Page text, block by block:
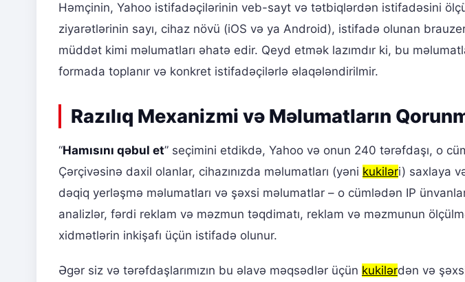
Həmçinin, Yahoo istifadəçilərinin veb-sayt və tətbiqlərdən istifadəsini
ziyarətlərinin sayı, cihaz növü (iOS və ya Android), istifadə olunan
müddət kimi məlumatları əhatə edir. Qeyd etmək lazımdır ki, bu
formada toplanır və konkret istifadəçilərlə əlaqələndirilmir.
Razılıq Mexanizmi və Məlumatların
“Hamısını qəbul et” seçimini etdikdə, Yahoo və onun 240 tərəfdaşı, o
Çərçivəsinə daxil olanlar, cihazınızda məlumatları (yəni kukiləri) saxlaya
dəqiq yerləşmə məlumatları və şəxsi məlumatlar – o cümlədən IP
analizlər, fərdi reklam və məzmun təqdimatı, reklam və məzmunun
xidmətlərin inkişafı üçün istifadə olunur.
Əgər siz və tərəfdaşlarımızın bu əlavə məqsədlər üçün kukilərdən və